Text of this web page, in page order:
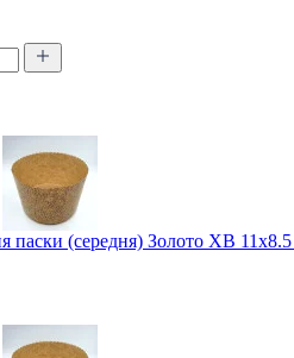
паски (середня) Золото ХВ